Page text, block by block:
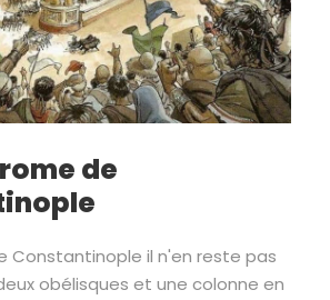
de
Constantinople il n'en reste pas
obélisques et une colonne en